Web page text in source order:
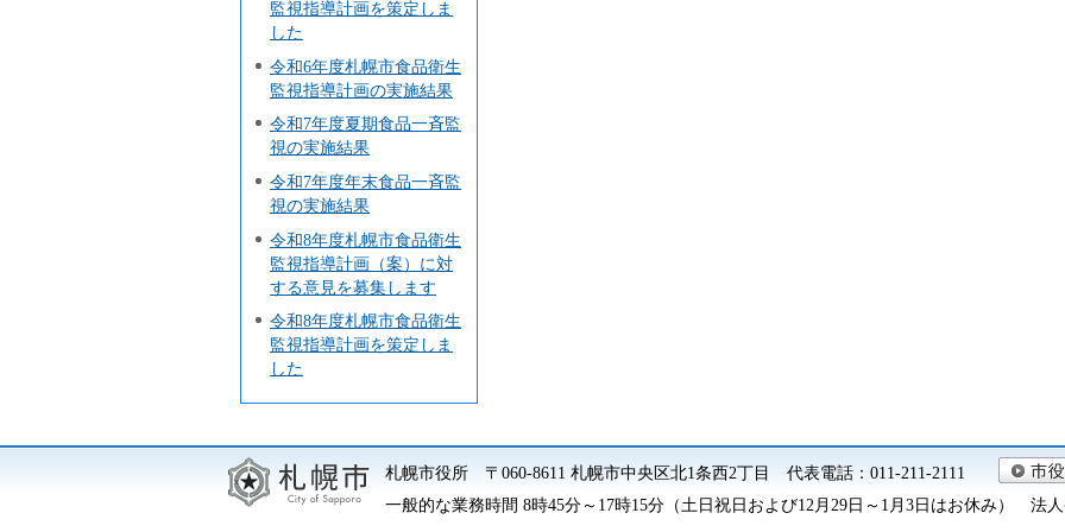
監視指導計画を策定しま
した
令和6年度札幌市食品衛生
監視指導計画の実施結果
令和7年度夏期食品一斉監
視の実施結果
令和7年度年末食品一斉監
視の実施結果
令和8年度札幌市食品衛生
監視指導計画（案）に対
する意見を募集します
令和8年度札幌市食品衛生
監視指導計画を策定しま
した
札幌市役所 〒060-8611 札幌市中央区北1条西2丁目 代表電話：011-211-2111
一般的な業務時間 8時45分～17時15分（土日祝日および12月29日～1月3日はお休み） 法人